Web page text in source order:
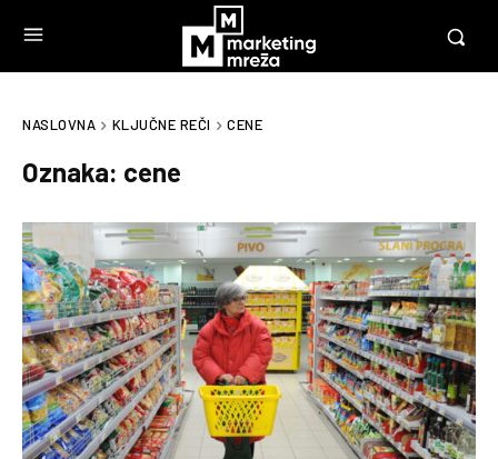
NASLOVNA KLJUČNE REČI CENE
Oznaka: cene